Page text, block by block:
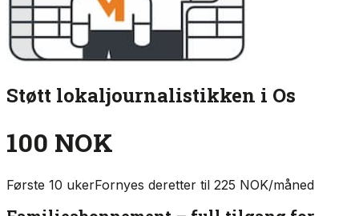
Støtt lokaljournalistikken i Os
100 NOK
Første 10 ukerFornyes deretter til 225 NOK/måned